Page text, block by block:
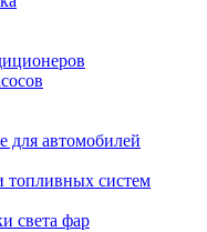
для автомобилей
топливных систем
света фар